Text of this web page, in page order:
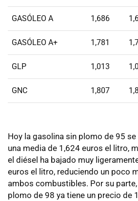
GASÓLEO A 1,686
GASÓLEO A+ 1,781
GLP 1,013
GNC 1,807
Hoy la gasolina sin plomo de 95
una media de 1,624 euros el litro,
el diésel ha bajado muy
euros el litro, reduciendo un poco
ambos combustibles. Por su
plomo de 98 ya tiene un precio de